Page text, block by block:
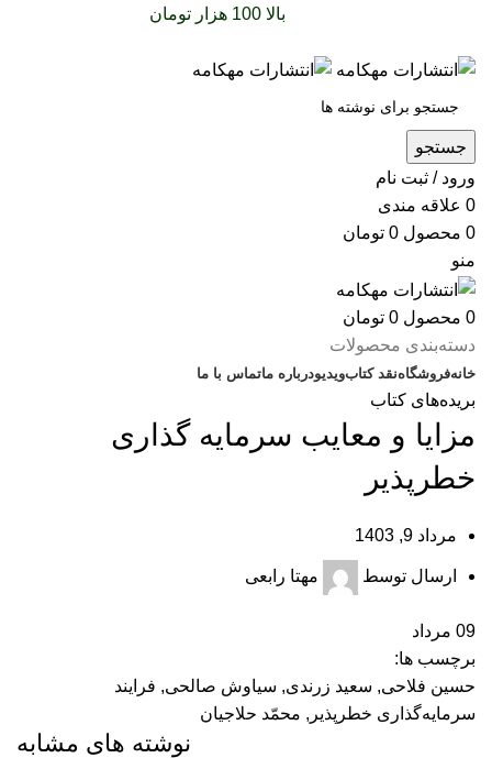
بالا 100 هزار تومان
جستجو
ورود / ثبت نام
0 علاقه مندی
0 محصول 0 تومان
منو
0 محصول 0 تومان
دسته‌بندی محصولات
خانهفروشگاهنقد کتابویدیودرباره‌ ماتماس با ما
بریده‌های کتاب
مزایا و معایب سرمایه‌ گذاری
خطرپذیر
مرداد 9, 1403
ارسال توسط مهتا رابعی
09 مرداد
برچسب ها:
حسین فلاحی, سعید زرندی, سیاوش صالحی, فرایند
سرمایه‌گذاری خطرپذیر , محمّد حلاجیان
نوشته های مشابه